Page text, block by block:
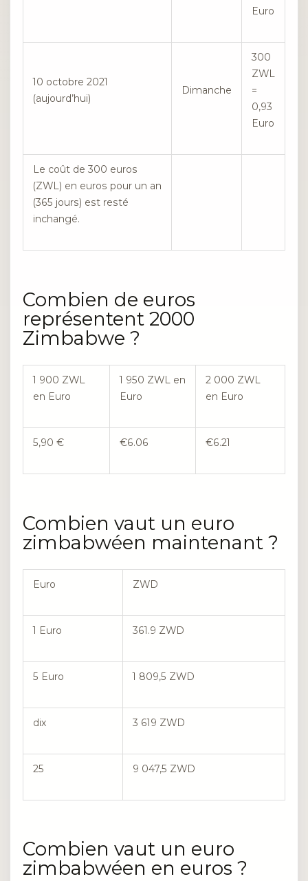
Euro
10 octobre 2021
(aujourd’hui)
Dimanche
300
ZWL
=
0,93
Euro
Le coût de 300 euros
(ZWL) en euros pour un an
(365 jours) est resté
inchangé.
Combien de euros
représentent 2000
Zimbabwe ?
1 900 ZWL
en Euro
1 950 ZWL en
Euro
2 000 ZWL
en Euro
5,90 € €6.06 €6.21
Combien vaut un euro
zimbabwéen maintenant ?
Euro ZWD
1 Euro 361.9 ZWD
5 Euro 1 809,5 ZWD
dix 3 619 ZWD
25 9 047,5 ZWD
Combien vaut un euro
zimbabwéen en euros ?